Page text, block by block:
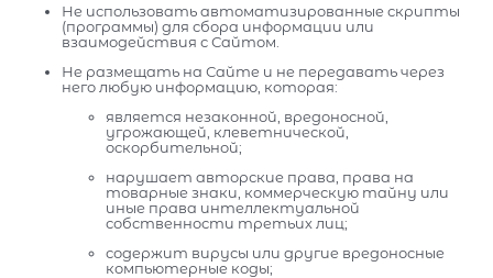
Не использовать автоматизированные скрипты
(программы) для сбора информации или
взаимодействия с Сайтом.
Не размещать на Сайте и не передавать через
него любую информацию, которая:
является незаконной, вредоносной,
угрожающей, клеветнической,
оскорбительной;
нарушает авторские права, права на
товарные знаки, коммерческую тайну или
иные права интеллектуальной
собственности третьих лиц;
содержит вирусы или другие вредоносные
компьютерные коды;